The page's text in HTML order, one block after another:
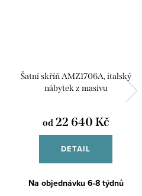
Šatní skříň AMZ1706A, italský
nábytek z masivu
od22 640 Kč
DETAIL
Na objednávku 6-8 týdnů